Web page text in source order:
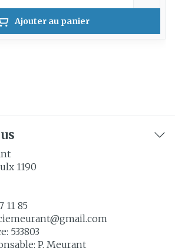
Ajouter au panier
1190
11 85
gmail.com
533803
P. Meurant